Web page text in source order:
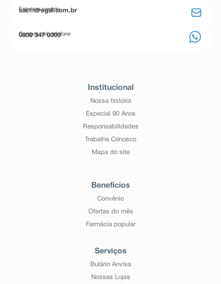
Entre em contato
sac@drogal.com.br
Compre pelo telefone
0800 347 0000
Institucional
Nossa história
Especial 90 Anos
Responsabilidades
Trabalhe Conosco
Mapa do site
Benefícios
Convênio
Ofertas do mês
Farmácia popular
Serviços
Bulário Anvisa
Nossas Lojas